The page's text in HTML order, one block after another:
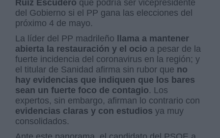
Ruiz Escudero que podría ser vicepresidente
del Gobierno si el PP gana las elecciones del
próximo 4 de mayo.
La líder del PP madrileño
llama a mantener
abierta la restauración y el ocio a pesar de la
fuerte incidencia del coronavirus en la región; y
el titular de Sanidad afirma sin rubor que no
hay evidencias que indiquen que los bares
sean un fuerte foco de contagio. Los
expertos, sin embargo, afirman lo contrario con
evidencias claras y con estudios ya muy
consolidados.